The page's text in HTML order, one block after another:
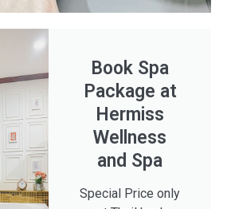
Book Spa
Package at
Hermiss
Wellness
and Spa
Special Price only